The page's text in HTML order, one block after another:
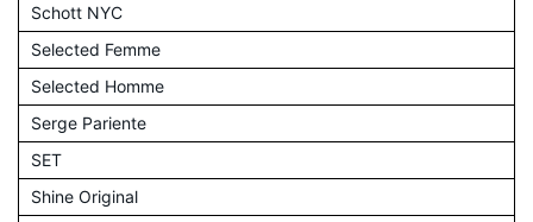
Schott NYC
Selected Femme
Selected Homme
Serge Pariente
SET
Shine Original